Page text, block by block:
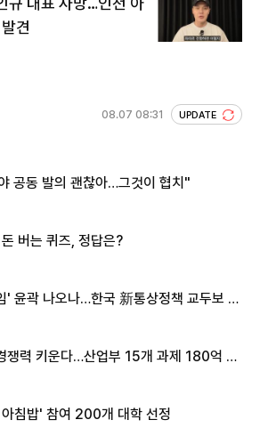
견
08.07 08:31 UPDATE
공동 발의 괜찮아…그것이 협치"
버는 퀴즈, 정답은?
' 윤곽 나오나…한국 新통상정책 교두보 활
쟁력 키운다…산업부 15개 과제 180억 지
침밥' 참여 200개 대학 선정